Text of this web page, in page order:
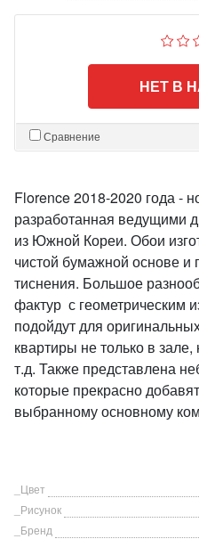
НЕТ В
Сравнение
Florence 2018-2020 года -
разработанная ведущими
из Южной Кореи. Обои
чистой бумажной основе и
тиснения. Большое
фактур с геометрическим
подойдут для
квартиры не только в
т.д. Также представлена
которые прекрасно
выбранному основному
_Цвет
_Рисунок
_Бренд